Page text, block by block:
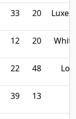
33 20
12 20
22 48
39 13